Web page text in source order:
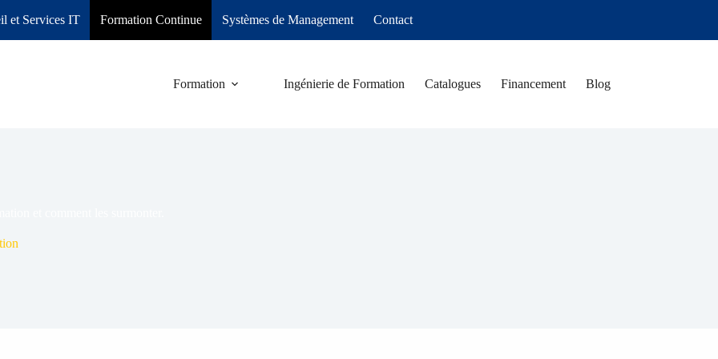
et Services IT Formation Continue Systèmes de Management Contact
Formation Ingénierie de Formation Catalogues Financement Blog